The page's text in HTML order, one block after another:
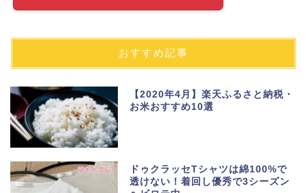
おすすめ記事
【2020年4月】楽天ふるさと納税・
お米おすすめ10選
ドゥクラッセTシャツは綿100%で
透けない！着回し優秀で3シーズン